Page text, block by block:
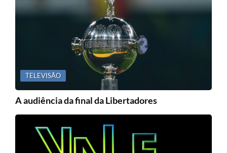
TELEVISÃO
A audiência da final da Libertadores